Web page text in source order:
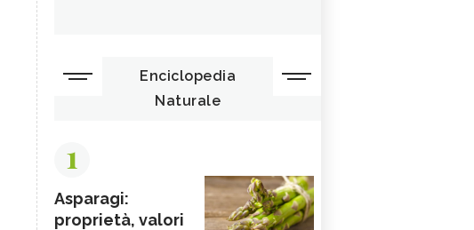
Enciclopedia
Naturale
1
Asparagi:
proprietà, valori